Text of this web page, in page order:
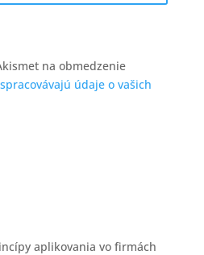
na obmedzenie
údaje o vašich
aplikovania vo firmách